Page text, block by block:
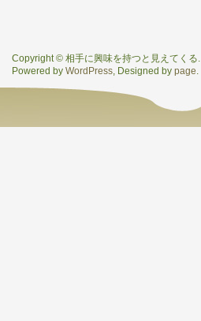
Copyright © 相手に興味を持つと見えてくる.
Powered by WordPress, Designed by page.